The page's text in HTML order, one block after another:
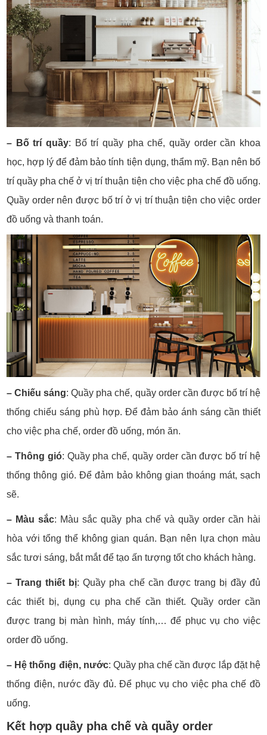
– Bố trí quầy: Bố trí quầy pha chế, quầy order cần khoa
học, hợp lý để đảm bảo tính tiện dụng, thẩm mỹ. Bạn nên bố
trí quầy pha chế ở vị trí thuận tiện cho việc pha chế đồ uống.
Quầy order nên được bố trí ở vị trí thuận tiện cho việc order
đồ uống và thanh toán.
– Chiếu sáng: Quầy pha chế, quầy order cần được bố trí hệ
thống chiếu sáng phù hợp. Để đảm bảo ánh sáng cần thiết
cho việc pha chế, order đồ uống, món ăn.
– Thông gió: Quầy pha chế, quầy order cần được bố trí hệ
thống thông gió. Để đảm bảo không gian thoáng mát, sạch
sẽ.
– Màu sắc: Màu sắc quầy pha chế và quầy order cần hài
hòa với tổng thể không gian quán. Bạn nên lựa chọn màu
sắc tươi sáng, bắt mắt để tạo ấn tượng tốt cho khách hàng.
– Trang thiết bị: Quầy pha chế cần được trang bị đầy đủ
các thiết bị, dụng cụ pha chế cần thiết. Quầy order cần
được trang bị màn hình, máy tính,… để phục vụ cho việc
order đồ uống.
– Hệ thống điện, nước: Quầy pha chế cần được lắp đặt hệ
thống điện, nước đầy đủ. Để phục vụ cho việc pha chế đồ
uống.
Kết hợp quầy pha chế và quầy order